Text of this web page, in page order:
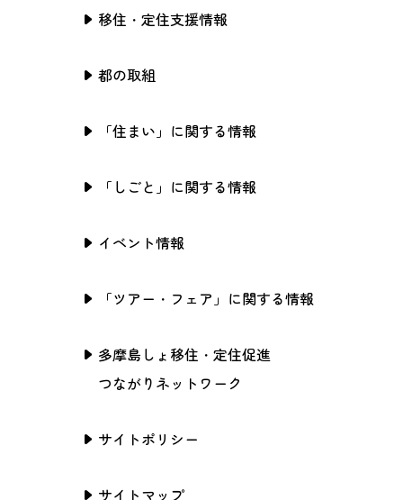
移住・定住支援情報
都の取組
「住まい」に関する情報
「しごと」に関する情報
イベント情報
「ツアー・フェア」に関する情報
多摩島しょ移住・定住促進
つながりネットワーク
サイトポリシー
サイトマップ